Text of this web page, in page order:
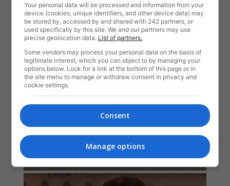
Your personal data will be processed and information from your
device (cookies, unique identifiers, and other device data) may
be stored by, accessed by and shared with 242 partners, or
used specifically by this site. We and our partners may use
precise geolocation data. List of partners.
Some vendors may process your personal data on the basis of
legitimate interest, which you can object to by managing your
options below. Look for a link at the bottom of this page or in
the site menu to manage or withdraw consent in privacy and
cookie settings.
Consent
Manage options